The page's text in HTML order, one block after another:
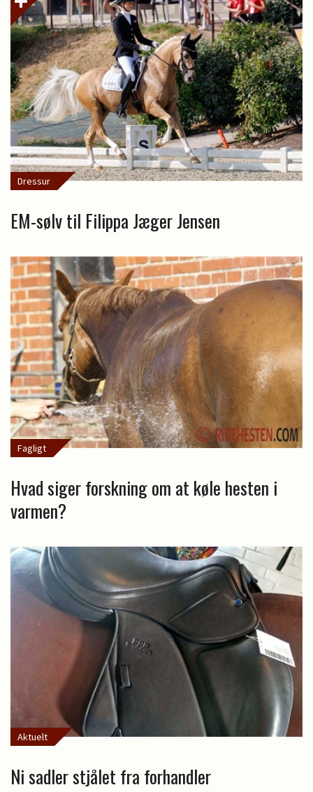
Dressur
EM-sølv til Filippa Jæger Jensen
Fagligt
Hvad siger forskning om at køle hesten i
varmen?
Aktuelt
Ni sadler stjålet fra forhandler